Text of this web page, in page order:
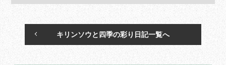
キリンソウと四季の彩り日記一覧へ